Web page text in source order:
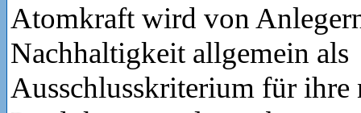
Atomkraft wird von
Nachhaltigkeit allgemein als
Ausschlusskriterium für ihre